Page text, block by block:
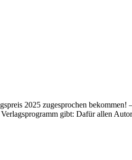
2025 zugesprochen
gibt: Dafür allen